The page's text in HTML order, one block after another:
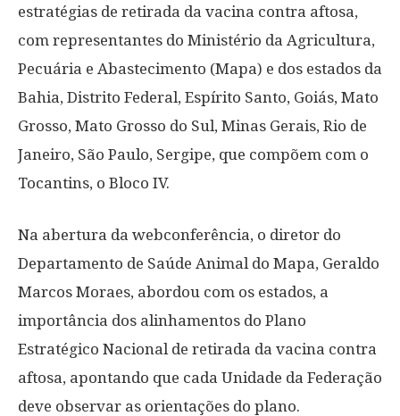
estratégias de retirada da vacina contra aftosa,
com representantes do Ministério da Agricultura,
Pecuária e Abastecimento (Mapa) e dos estados da
Bahia, Distrito Federal, Espírito Santo, Goiás, Mato
Grosso, Mato Grosso do Sul, Minas Gerais, Rio de
Janeiro, São Paulo, Sergipe, que compõem com o
Tocantins, o Bloco IV.
Na abertura da webconferência, o diretor do
Departamento de Saúde Animal do Mapa, Geraldo
Marcos Moraes, abordou com os estados, a
importância dos alinhamentos do Plano
Estratégico Nacional de retirada da vacina contra
aftosa, apontando que cada Unidade da Federação
deve observar as orientações do plano.